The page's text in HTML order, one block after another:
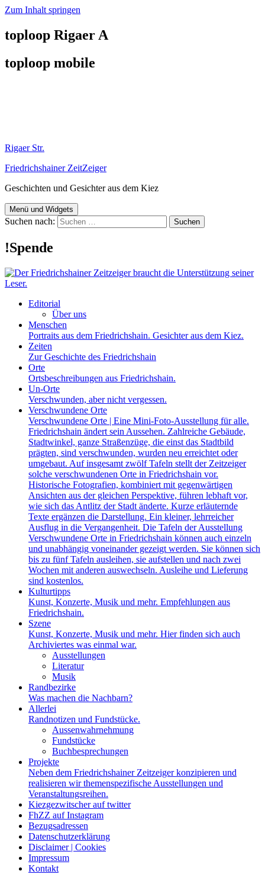
Zum Inhalt springen
toploop Rigaer A
toploop mobile
Rigaer Str.
Friedrichshainer ZeitZeiger
Geschichten und Gesichter aus dem Kiez
Menü und Widgets
Suchen nach:
!Spende
Editorial
Über uns
Menschen
Portraits aus dem Friedrichshain. Gesichter aus dem Kiez.
Zeiten
Zur Geschichte des Friedrichshain
Orte
Ortsbeschreibungen aus Friedrichshain.
Un-Orte
Verschwunden, aber nicht vergessen.
Verschwundene Orte
Verschwundene Orte | Eine Mini-Foto-Ausstellung für alle.
Friedrichshain ändert sein Aussehen. Zahlreiche Gebäude,
Stadtwinkel, ganze Straßenzüge, die einst das Stadtbild
prägten, sind verschwunden, wurden neu erreichtet oder
umgebaut. Auf insgesamt zwölf Tafeln stellt der Zeitzeiger
solche verschwundenen Orte in Friedrichshain vor.
Historische Fotografien, kombiniert mit gegenwärtigen
Ansichten aus der gleichen Perspektive, führen lebhaft vor,
wie sich das Antlitz der Stadt änderte. Kurze erläuternde
Texte ergänzen die Darstellung. Ein kleiner, lehrreicher
Ausflug in die Vergangenheit. Die Tafeln der Ausstellung
Verschwundene Orte in Friedrichshain können auch einzeln
und unabhängig voneinander gezeigt werden. Sie können sich
bis zu fünf Tafeln ausleihen, sie aufstellen und nach zwei
Wochen mit anderen auswechseln. Ausleihe und Lieferung
sind kostenlos.
Kulturtipps
Kunst, Konzerte, Musik und mehr. Empfehlungen aus
Friedrichshain.
Szene
Kunst, Konzerte, Musik und mehr. Hier finden sich auch
Archiviertes was einmal war.
Ausstellungen
Literatur
Musik
Randbezirke
Was machen die Nachbarn?
Allerlei
Randnotizen und Fundstücke.
Aussenwahrnehmung
Fundstücke
Buchbesprechungen
Projekte
Neben dem Friedrichshainer Zeitzeiger konzipieren und
realisieren wir themenspezifische Ausstellungen und
Veranstaltungsreihen.
Kiezgezwitscher auf twitter
FhZZ auf Instagram
Bezugsadressen
Datenschutzerklärung
Disclaimer | Cookies
Impressum
Kontakt